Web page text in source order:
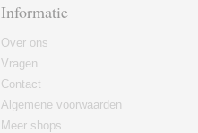
Informatie
Over ons
Vragen
Contact
Algemene voorwaarden
Meer shops